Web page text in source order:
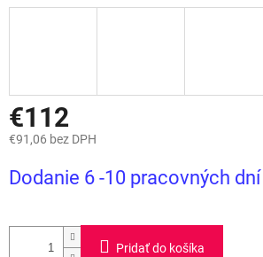
€112
€91,06 bez DPH
cena:
Dodanie 6 -10 pracovných dní
Pridať do košíka